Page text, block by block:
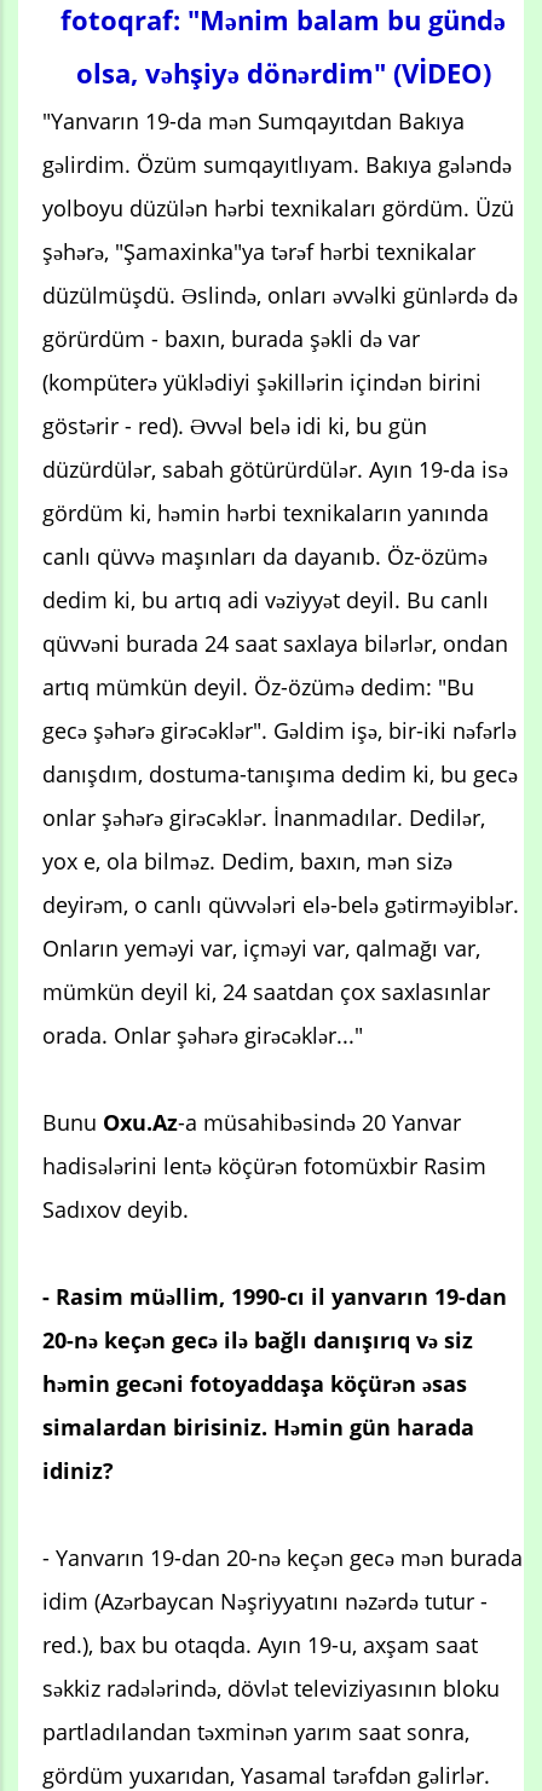
fotoqraf: "Mənim balam bu gündə
olsa, vəhşiyə dönərdim" (VİDEO)
"Yanvarın 19-da mən Sumqayıtdan Bakıya
gəlirdim. Özüm sumqayıtlıyam. Bakıya gələndə
yolboyu düzülən hərbi texnikaları gördüm. Üzü
şəhərə, "Şamaxinka"ya tərəf hərbi texnikalar
düzülmüşdü. Əslində, onları əvvəlki günlərdə də
görürdüm - baxın, burada şəkli də var
(kompüterə yüklədiyi şəkillərin içindən birini
göstərir - red). Əvvəl belə idi ki, bu gün
düzürdülər, sabah götürürdülər. Ayın 19-da isə
gördüm ki, həmin hərbi texnikaların yanında
canlı qüvvə maşınları da dayanıb. Öz-özümə
dedim ki, bu artıq adi vəziyyət deyil. Bu canlı
qüvvəni burada 24 saat saxlaya bilərlər, ondan
artıq mümkün deyil. Öz-özümə dedim: "Bu
gecə şəhərə girəcəklər". Gəldim işə, bir-iki nəfərlə
danışdım, dostuma-tanışıma dedim ki, bu gecə
onlar şəhərə girəcəklər. İnanmadılar. Dedilər,
yox e, ola bilməz. Dedim, baxın, mən sizə
deyirəm, o canlı qüvvələri elə-belə gətirməyiblər.
Onların yeməyi var, içməyi var, qalmağı var,
mümkün deyil ki, 24 saatdan çox saxlasınlar
orada. Onlar şəhərə girəcəklər..."
Bunu Oxu.Az-a müsahibəsində 20 Yanvar
hadisələrini lentə köçürən fotomüxbir Rasim
Sadıxov deyib.
- Rasim müəllim, 1990-cı il yanvarın 19-dan
20-nə keçən gecə ilə bağlı danışırıq və siz
həmin gecəni fotoyaddaşa köçürən əsas
simalardan birisiniz. Həmin gün harada
idiniz?
- Yanvarın 19-dan 20-nə keçən gecə mən burada
idim (Azərbaycan Nəşriyyatını nəzərdə tutur -
red.), bax bu otaqda. Ayın 19-u, axşam saat
səkkiz radələrində, dövlət televiziyasının bloku
partladılandan təxminən yarım saat sonra,
gördüm yuxarıdan, Yasamal tərəfdən gəlirlər.